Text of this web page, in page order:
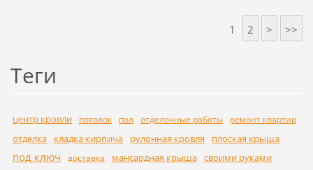
1 2 > >>
Теги
центр кровли потолок пол отделочные работы ремонт квартир
отделка кладка кирпича рулонная кровля плоская крыша
под ключ доставка мансардная крыша своими руками